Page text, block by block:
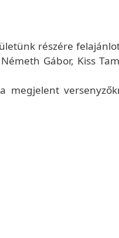
részére
Gábor, Kiss